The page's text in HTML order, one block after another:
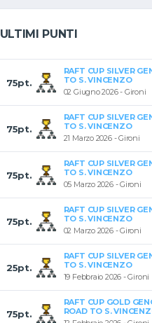
ULTIMI PUNTI
75pt.
RAFT CUP SILVER
TO S. VINCENZO
02 Giugno 2026 - Gironi
75pt.
RAFT CUP SILVER
TO S. VINCENZO
21 Marzo 2026 - Gironi
75pt.
RAFT CUP SILVER
TO S. VINCENZO
05 Marzo 2026 - Gironi
75pt.
RAFT CUP SILVER
TO S. VINCENZO
02 Marzo 2026 - Gironi
25pt.
RAFT CUP SILVER
TO S. VINCENZO
19 Febbraio 2026 - Gironi
75pt.
RAFT CUP GOLD
ROAD TO S.